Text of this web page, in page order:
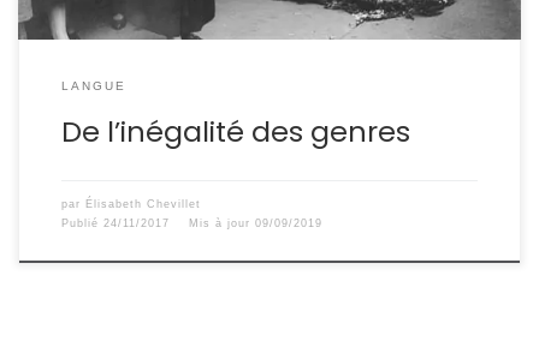
LANGUE
De l’inégalité des genres
par Élisabeth Chevillet
Publié 24/11/2017 Mis à jour 09/09/2019